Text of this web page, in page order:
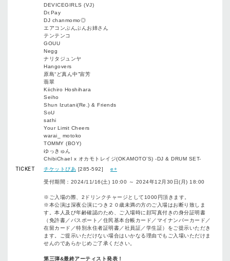
DEVICEGIRLS (VJ)
Dr.Pay
DJ chanmomo◎
エアコンぶんぶんお姉さん
テンテンコ
GOUU
Negg
ナリタジュンヤ
Hangovers
原島“ど真ん中”宙芳
翡翠
Kiichiro Hoshihara
Seiho
Shun Izutani(Re.) & Friends
SoU
sathi
Your Limit Cheers
warai_ motoko
TOMMY (BOY)
ゆっきゅん
ChibiChael x オカモトレイジ(OKAMOTO’S) -DJ & DRUM SET-
TICKET
チケットぴあ [285-592] e+
受付期間：2024/11/16(土) 10:00 ～ 2024年12月30日(月) 18:00
※ご入場の際、2ドリンクチャージとして1000円頂きます。
※本公演は深夜公演につき２０歳未満の方のご入場はお断り致しま
す。本人及び年齢確認のため、ご入場時に顔写真付きの身分証明書
（免許書／パスポート／住民基本台帳カード／マイナンバーカード／
在留カード／特別永住者証明書／社員証／学生証）をご提示いただき
ます。ご提示いただけない場合はいかなる理由でもご入場いただけま
せんのであらかじめご了承ください。
第三弾&最終アーティスト発表！